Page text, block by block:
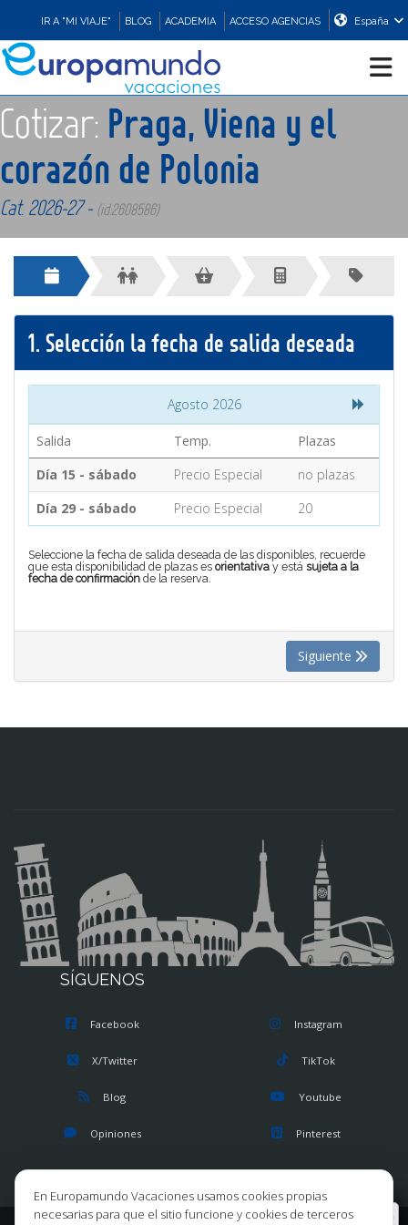
IR A "MI VIAJE" BLOG ACADEMIA ACCESO AGENCIAS España
CRUCEROS
EUROPA
PROMOCIONES
COMPRAR
CONTACTO
MÁS
Cotizar: Praga, Viena y el
corazón de Polonia
Cat. 2026-27 - (id:2608586)
1. Selección la fecha de salida deseada
Agosto 2026
Salida Temp.
Plazas
Día 15 - sábado
Precio Especial
no plazas
Día 29 - sábado
Precio Especial 20
Seleccione la fecha de salida deseada de las disponibles, recuerde
que esta disponibilidad de plazas es orientativa y está sujeta a la
fecha de confirmación de la reserva.
Siguiente
SÍGUENOS
Facebook
X/Twitter
Blog
Opiniones
Instagram
TikTok
Youtube
Pinterest
En Europamundo Vacaciones usamos cookies propias
necesarias para que el sitio funcione y cookies de terceros